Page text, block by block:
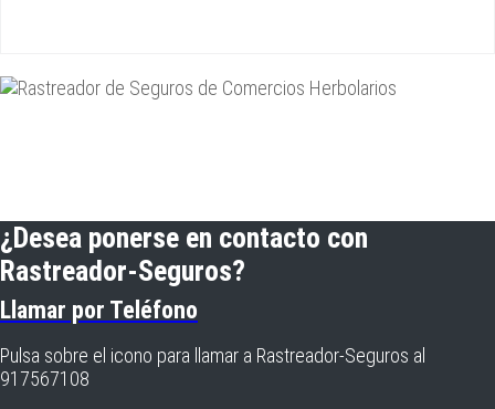
¿Desea ponerse en contacto con
Rastreador-Seguros?
Llamar por Teléfono
Pulsa sobre el icono para llamar a Rastreador-Seguros al
917567108